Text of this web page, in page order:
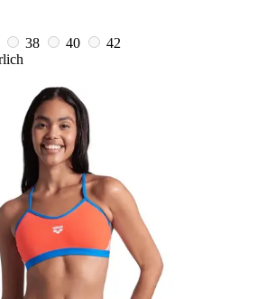
38 40
42